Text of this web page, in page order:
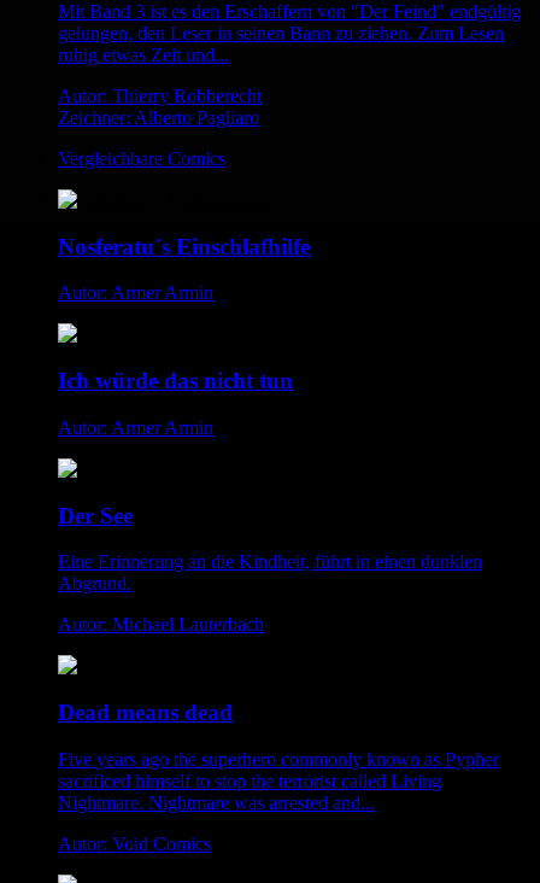
Mit Band 3 ist es den Erschaffern von "Der Feind" endgültig
gelungen, den Leser in seinen Bann zu ziehen. Zum Lesen
ruhig etwas Zeit und...
Autor: Thierry Robberecht
Zeichner: Alberto Pagliaro
Vergleichbare Comics
Nosferatu´s Einschlafhilfe
Autor: Armer Armin
Ich würde das nicht tun
Autor: Armer Armin
Der See
Eine Erinnerung an die Kindheit, führt in einen dunklen
Abgrund.
Autor: Michael Lauterbach
Dead means dead
Five years ago the superhero commonly known as Pypher
sacrificed himself to stop the terrorist called Living
Nightmare. Nightmare was arrested and...
Autor: Void Comics